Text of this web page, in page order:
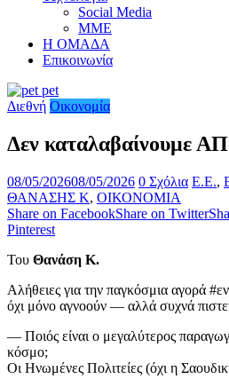
Social Media
ΜΜΕ
Η ΟΜΑΔΑ
Επικοινωνία
Διεθνή Οικονομία
Δεν καταλαβαίνουμε
08/05/202608/05/2026 0 Σχόλια E.E.,
ΘΑΝΑΣΗΣ Κ, ΟΙΚΟΝΟΜΙΑ
Share on FacebookShare on Twitter
Pinterest
Του Θανάση Κ.
Αλήθειες για την παγκόσμια αγορά
όχι μόνο αγνοούν — αλλά συχνά
— Ποιός είναι ο μεγαλύτερος
κόσμο;
Οι Ηνωμένες Πολιτείες (όχι η